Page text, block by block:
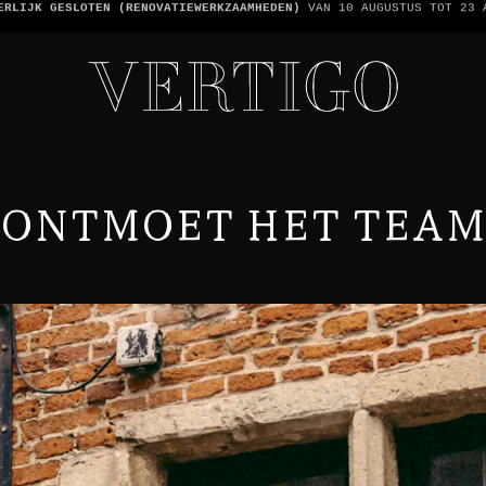
ZIJN CASHLESS - ALLEEN KAARTEN GEACCEPTEERD - 1 REKENING PER
ONTMOET HET TEAM